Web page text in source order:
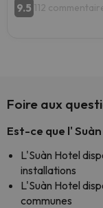
9.5 112
Foire aux
Est-ce que l'
L'Suàn Hotel
installations
L'Suàn Hotel
communes